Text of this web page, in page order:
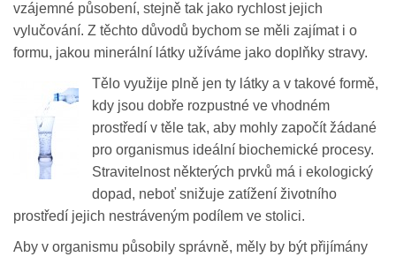
vzájemné působení, stejně tak jako rychlost jejich
vylučování. Z těchto důvodů bychom se měli zajímat i o
formu, jakou minerální látky užíváme jako doplňky stravy.
Tělo využije plně jen ty látky a v takové formě,
kdy jsou dobře rozpustné ve vhodném
prostředí v těle tak, aby mohly započít žádané
pro organismus ideální biochemické procesy.
Stravitelnost některých prvků má i ekologický
dopad, neboť snižuje zatížení životního
prostředí jejich nestráveným podílem ve stolici.
Aby v organismu působily správně, měly by být přijímány